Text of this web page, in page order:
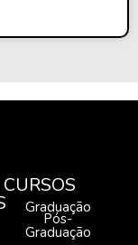
CURSOS
Graduação
Pós-
Graduação